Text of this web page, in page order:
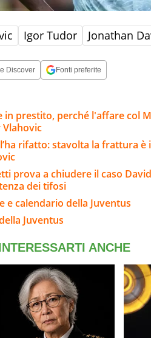
Igor Tudor Jonathan
Discover Fonti preferite
in prestito, perché l'affare col
rifatto: stavolta la frattura
prova a chiudere il caso
dei tifosi
e calendario della Juventus
Juventus